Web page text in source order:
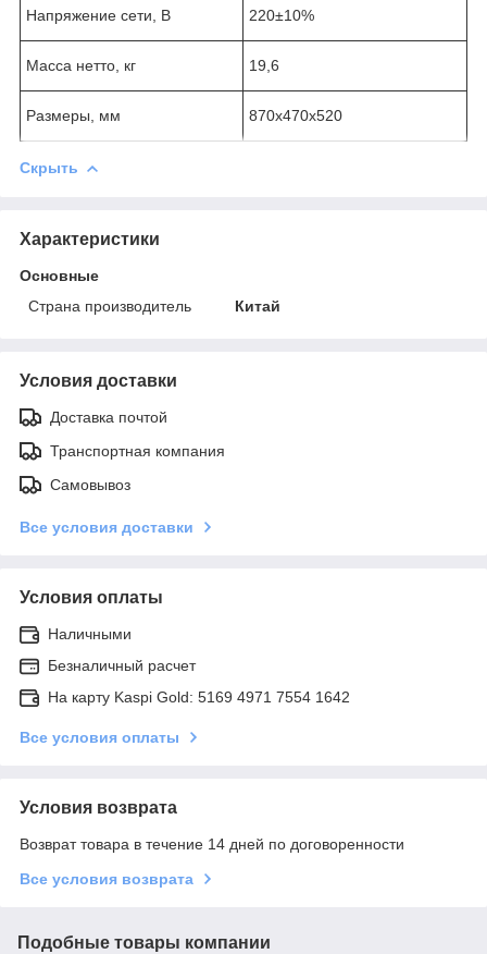
Напряжение сети, В 220±10%
Масса нетто, кг 19,6
Размеры, мм 870x470x520
Скрыть
Характеристики
Основные
Страна производитель
Китай
Условия доставки
Доставка почтой
Транспортная компания
Самовывоз
Все условия доставки
Условия оплаты
Наличными
Безналичный расчет
На карту Kaspi Gold: 5169 4971 7554 1642
Все условия оплаты
Условия возврата
Возврат товара в течение 14 дней по договоренности
Все условия возврата
Подобные товары компании